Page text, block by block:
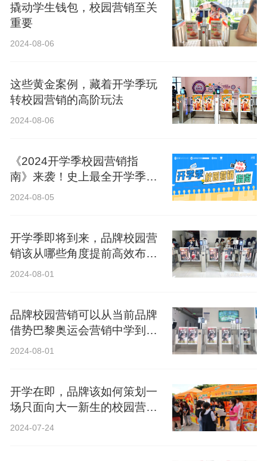
撬动学生钱包，校园营销至关
重要
2024-08-06
这些黄金案例，藏着开学季玩
转校园营销的高阶玩法
2024-08-06
《2024开学季校园营销指
南》来袭！史上最全开学季营
销攻略！
2024-08-05
开学季即将到来，品牌校园营
销该从哪些角度提前高效布
局？
2024-08-01
品牌校园营销可以从当前品牌
借势巴黎奥运会营销中学到什
么？
2024-08-01
开学在即，品牌该如何策划一
场只面向大一新生的校园营
销？
2024-07-24